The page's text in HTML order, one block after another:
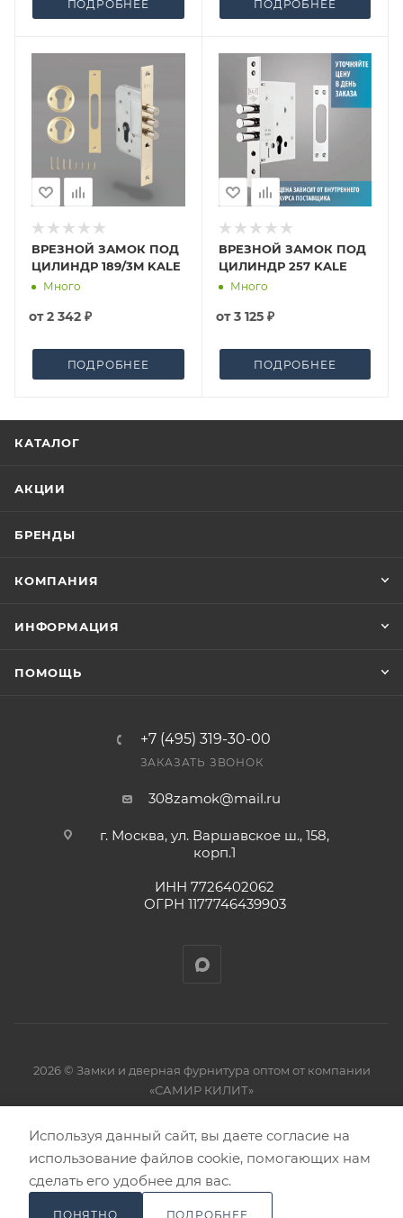
ПОДРОБНЕЕ ПОДРОБНЕЕ
ВРЕЗНОЙ ЗАМОК ПОД
ЦИЛИНДР 189/3M KALE
Много
от2 342 ₽
ПОДРОБНЕЕ
ВРЕЗНОЙ ЗАМОК ПОД
ЦИЛИНДР 257 KALE
Много
от3 125 ₽
ПОДРОБНЕЕ
Используя данный сайт, вы даете согласие на
использование файлов cookie, помогающих нам
сделать его удобнее для вас.
ПОНЯТНО ПОДРОБНЕЕ
КАТАЛОГ
АКЦИИ
БРЕНДЫ
КОМПАНИЯ
ИНФОРМАЦИЯ
ПОМОЩЬ
+7 (495) 319-30-00
ЗАКАЗАТЬ ЗВОНОК
308zamok@mail.ru
г. Москва, ул. Варшавское ш., 158,
корп.1
ИНН 7726402062
ОГРН 1177746439903
2026 © Замки и дверная фурнитура оптом от компании
«САМИР КИЛИТ»